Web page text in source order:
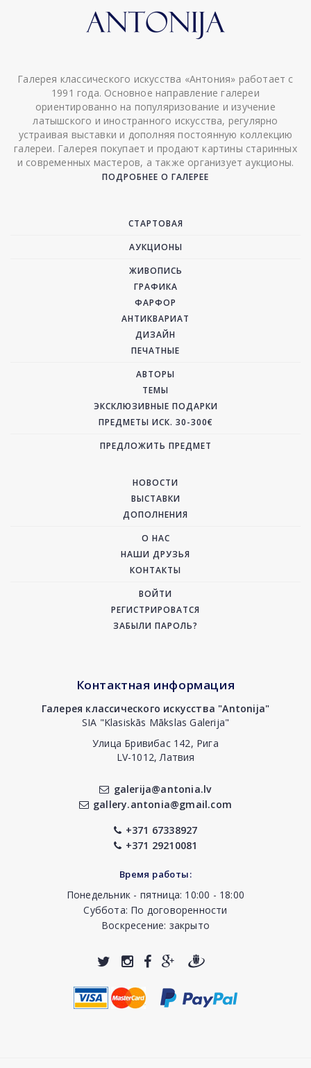
Галерея классического искусства «Антония» работает с
1991 года. Основное направление галереи
ориентированно на популяризование и изучение
латышского и иностранного искусства, регулярно
устраивая выставки и дополняя постоянную коллекцию
галереи. Галерея покупает и продают картины старинных
и современных мастеров, а также организует аукционы.
ПОДРОБНЕЕ О ГАЛЕРЕЕ
СТАРТОВАЯ
АУКЦИОНЫ
ЖИВОПИСЬ
ГРАФИКА
ФАРФОР
АНТИКВАРИАТ
ДИЗАЙН
ПЕЧАТНЫЕ
АВТОРЫ
ТЕМЫ
ЭКСКЛЮЗИВНЫЕ ПОДАРКИ
ПРЕДМЕТЫ ИСК. 30-300€
ПРЕДЛОЖИТЬ ПРЕДМЕТ
НОВОСТИ
ВЫСТАВКИ
ДОПОЛНЕНИЯ
О НАС
НАШИ ДРУЗЬЯ
КОНТАКТЫ
ВОЙТИ
РЕГИСТРИРОВАТСЯ
ЗАБЫЛИ ПАРОЛЬ?
Контактная информация
Галерея классического искусства "Antonija"
SIA "Klasiskās Mākslas Galerija"
Улица Бривибас 142, Рига
LV-1012, Латвия
galerija@antonia.lv
gallery.antonia@gmail.com
+371 67338927
+371 29210081
Время работы:
Понедельник - пятница: 10:00 - 18:00
Суббота: По договоренности
Воскресение: закрыто